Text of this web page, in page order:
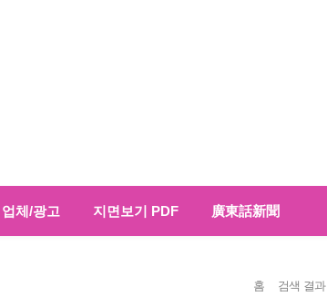
업체/광고 지면보기 PDF
廣東話新聞
홈 검색 결과